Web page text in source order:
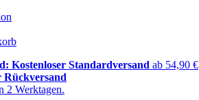
Kostenloser Standardversand ab 54,90 €
Rückversand
2 Werktagen.